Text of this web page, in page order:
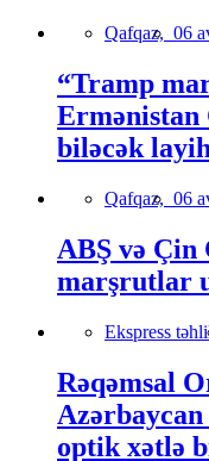
Qafqaz, 06
“Tramp
Ermənistan
biləcək
Qafqaz, 06
ABŞ və Çin
marşrutlar
Ekspress
Rəqəmsal
optik xətlə